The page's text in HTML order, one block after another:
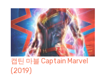
캡틴 마블 Captain Marvel
(2019)